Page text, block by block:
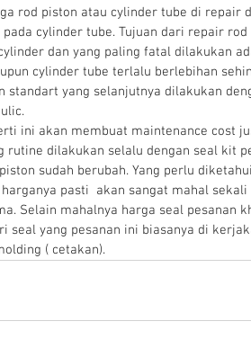
rod piston atau cylinder tube di repair
cylinder tube. Tujuan dari repair
dan yang paling fatal dilakukan
cylinder tube terlalu berlebihan
standart yang selanjutnya dilakukan
ini akan membuat maintenance cost
rutine dilakukan selalu dengan seal kit
sudah berubah. Yang perlu
pasti  akan sangat mahal
Selain mahalnya harga seal pesanan
seal yang pesanan ini biasanya di
( cetakan).